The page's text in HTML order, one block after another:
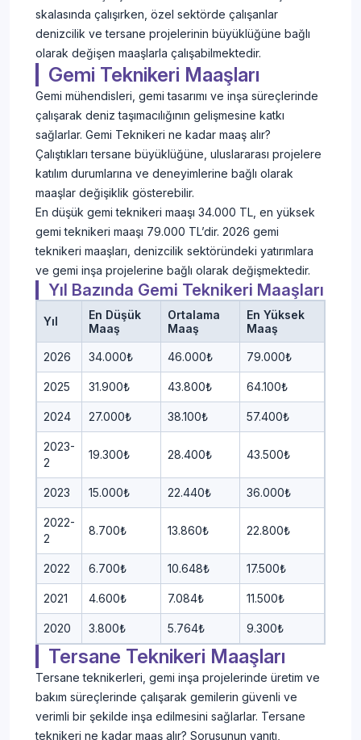
skalasında çalışırken, özel sektörde çalışanlar
denizcilik ve tersane projelerinin büyüklüğüne bağlı
olarak değişen maaşlarla çalışabilmektedir.
Gemi Teknikeri Maaşları
Gemi mühendisleri, gemi tasarımı ve inşa süreçlerinde
çalışarak deniz taşımacılığının gelişmesine katkı
sağlarlar. Gemi Teknikeri ne kadar maaş alır?
Çalıştıkları tersane büyüklüğüne, uluslararası projelere
katılım durumlarına ve deneyimlerine bağlı olarak
maaşlar değişiklik gösterebilir.
En düşük gemi teknikeri maaşı 34.000 TL, en yüksek
gemi teknikeri maaşı 79.000 TL’dir. 2026 gemi
teknikeri maaşları, denizcilik sektöründeki yatırımlara
ve gemi inşa projelerine bağlı olarak değişmektedir.
Yıl Bazında Gemi Teknikeri Maaşları
Yıl
En Düşük
Maaş
Ortalama
Maaş
En Yüksek
Maaş
2026 34.000₺ 46.000₺ 79.000₺
2025 31.900₺ 43.800₺ 64.100₺
2024 27.000₺ 38.100₺ 57.400₺
2023-
2
19.300₺ 28.400₺ 43.500₺
2023 15.000₺ 22.440₺ 36.000₺
2022-
2
8.700₺ 13.860₺ 22.800₺
2022 6.700₺ 10.648₺ 17.500₺
2021 4.600₺ 7.084₺ 11.500₺
2020 3.800₺ 5.764₺ 9.300₺
Tersane Teknikeri Maaşları
Tersane teknikerleri, gemi inşa projelerinde üretim ve
bakım süreçlerinde çalışarak gemilerin güvenli ve
verimli bir şekilde inşa edilmesini sağlarlar. Tersane
teknikeri ne kadar maaş alır? Sorusunun yanıtı,